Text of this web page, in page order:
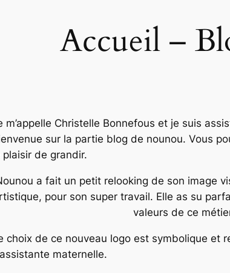
Accueil –
m’appelle Christelle Bonnefous et je suis
sur la partie blog de nounou. Vous
plaisir de grandir.
a fait un petit relooking de son image
pour son super travail. Elle as su
valeurs de ce
choix de ce nouveau logo est symbolique et
maternelle.